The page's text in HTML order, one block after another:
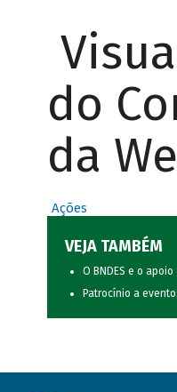
do
da
Ações
VEJA TAMBÉM
O BNDES e o
Patrocínio a